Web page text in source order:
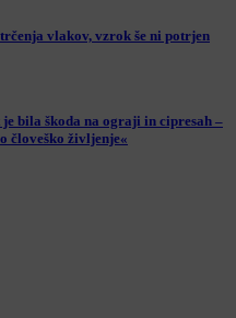
vlakov, vzrok še ni potrjen
bila škoda na ograji in cipresah –
človeško življenje«